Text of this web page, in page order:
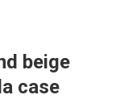
beige
case